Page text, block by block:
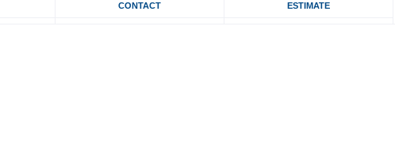
CONTACT ESTIMATE